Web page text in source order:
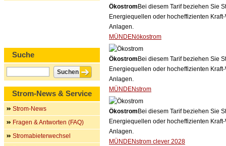
Ökostrom Bei diesem Tarif beziehen Sie
Energiequellen oder hocheffizienten
Anlagen.
MÜNDENökostrom
Ökostrom Bei diesem Tarif beziehen Sie
Energiequellen oder hocheffizienten
Anlagen.
MÜNDENstrom
Ökostrom Bei diesem Tarif beziehen Sie
Energiequellen oder hocheffizienten
Anlagen.
MÜNDENstrom clever 2028
Suche
Strom-News & Service
Strom-News
Fragen & Antworten (FAQ)
Stromabieterwechsel